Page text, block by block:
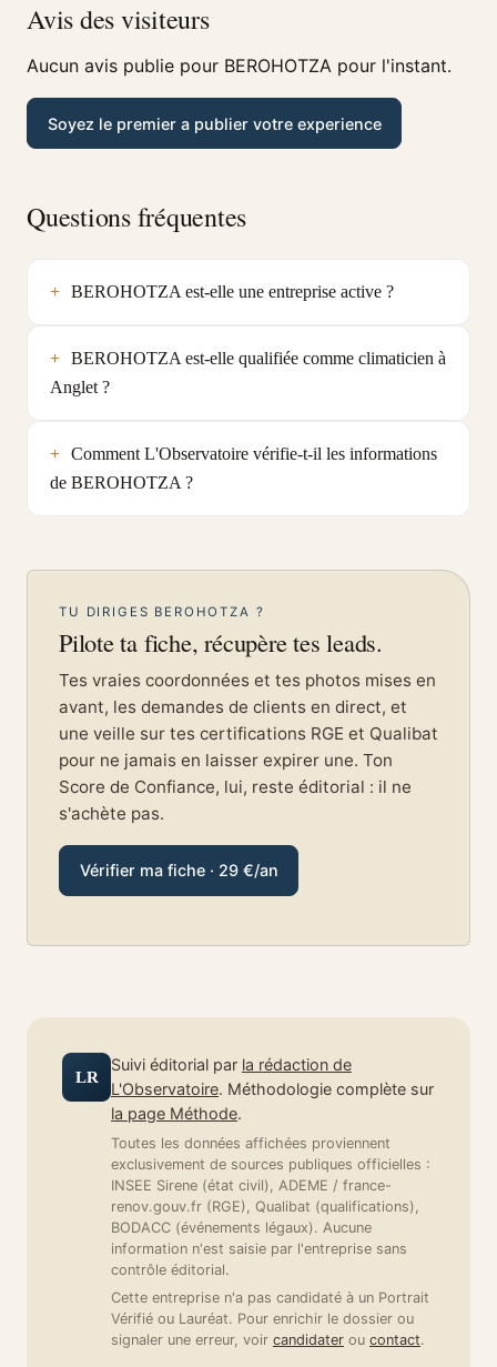
Avis des visiteurs
Aucun avis publie pour BEROHOTZA pour l'instant.
Soyez le premier a publier votre experience
Questions fréquentes
BEROHOTZA est-elle une entreprise active ?
BEROHOTZA est-elle qualifiée comme climaticien à
Anglet ?
Comment L'Observatoire vérifie-t-il les informations
de BEROHOTZA ?
TU DIRIGES BEROHOTZA ?
Pilote ta fiche, récupère tes leads.
Tes vraies coordonnées et tes photos mises en
avant, les demandes de clients en direct, et
une veille sur tes certifications RGE et Qualibat
pour ne jamais en laisser expirer une. Ton
Score de Confiance, lui, reste éditorial : il ne
s'achète pas.
Vérifier ma fiche · 29 €/an
LR
Suivi éditorial par la rédaction de
L'Observatoire. Méthodologie complète sur
la page Méthode.
Toutes les données affichées proviennent
exclusivement de sources publiques officielles :
INSEE Sirene (état civil), ADEME / france-
renov.gouv.fr (RGE), Qualibat (qualifications),
BODACC (événements légaux). Aucune
information n'est saisie par l'entreprise sans
contrôle éditorial.
Cette entreprise n'a pas candidaté à un Portrait
Vérifié ou Lauréat. Pour enrichir le dossier ou
signaler une erreur, voir candidater ou contact.